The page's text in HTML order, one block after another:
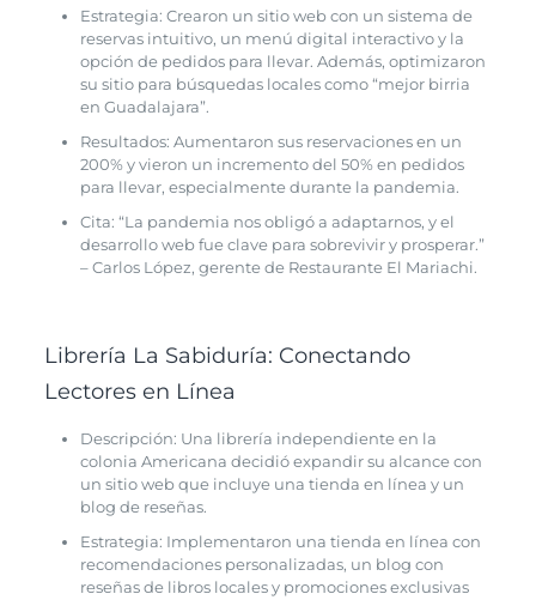
Estrategia: Crearon un sitio web con un sistema de
reservas intuitivo, un menú digital interactivo y la
opción de pedidos para llevar. Además, optimizaron
su sitio para búsquedas locales como “mejor birria
en Guadalajara”.
Resultados: Aumentaron sus reservaciones en un
200% y vieron un incremento del 50% en pedidos
para llevar, especialmente durante la pandemia.
Cita: “La pandemia nos obligó a adaptarnos, y el
desarrollo web fue clave para sobrevivir y prosperar.”
– Carlos López, gerente de Restaurante El Mariachi.
Librería La Sabiduría: Conectando
Lectores en Línea
Descripción: Una librería independiente en la
colonia Americana decidió expandir su alcance con
un sitio web que incluye una tienda en línea y un
blog de reseñas.
Estrategia: Implementaron una tienda en línea con
recomendaciones personalizadas, un blog con
reseñas de libros locales y promociones exclusivas